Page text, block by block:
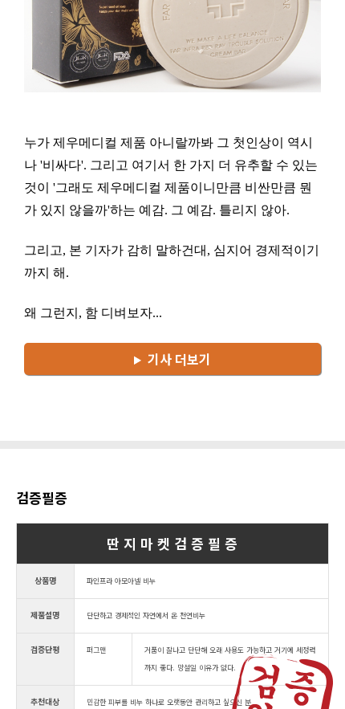
누가 제우메디컬 제품 아니랄까봐 그 첫인상이 역시
나 '비싸다'. 그리고 여기서 한 가지 더 유추할 수 있는
것이 '그래도 제우메디컬 제품이니만큼 비싼만큼 뭔
가 있지 않을까'하는 예감. 그 예감. 틀리지 않아.
그리고, 본 기자가 감히 말하건대, 심지어 경제적이기
까지 해.
왜 그런지, 함 디벼보자...
기사 더보기
검증필증
딴 지 마 켓 검 증 필 증
상품명 파인프라 아모아넬 비누
제품설명 단단하고 경제적인 자연에서 온 천연비누
검증단평 퍼그맨
거품이 잘나고 단단해 오래 사용도 가능하고 거기에 세정력
까지 좋다. 망설일 이유가 없다.
추천대상 민감한 피부를 비누 하나로 오랫동안 관리하고 싶으신 분